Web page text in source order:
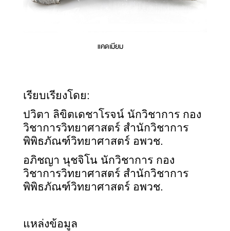
แคดเมียม
เรียบเรียงโดย:
ปวิตา ลิขิตเดชาโรจน์ นักวิชาการ กอง
วิชาการวิทยาศาสตร์ สำนักวิชาการ
พิพิธภัณฑ์วิทยาศาสตร์ อพวช.
อภิชญา นุชจิโน นักวิชาการ กอง
วิชาการวิทยาศาสตร์ สำนักวิชาการ
พิพิธภัณฑ์วิทยาศาสตร์ อพวช.
แหล่งข้อมูล